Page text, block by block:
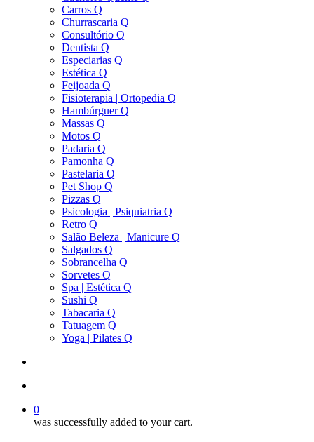
Carros Q
Churrascaria Q
Consultório Q
Dentista Q
Especiarias Q
Estética Q
Feijoada Q
Fisioterapia | Ortopedia Q
Hambúrguer Q
Massas Q
Motos Q
Padaria Q
Pamonha Q
Pastelaria Q
Pet Shop Q
Pizzas Q
Psicologia | Psiquiatria Q
Retro Q
Salão Beleza | Manicure Q
Salgados Q
Sobrancelha Q
Sorvetes Q
Spa | Estética Q
Sushi Q
Tabacaria Q
Tatuagem Q
Yoga | Pilates Q
0
was successfully added to your cart.